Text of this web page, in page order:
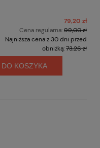
79,20 zł
Cena regularna:99,00 zł
Najniższa cena z 30 dni przed
obniżką:73,26 zł
DO KOSZYKA